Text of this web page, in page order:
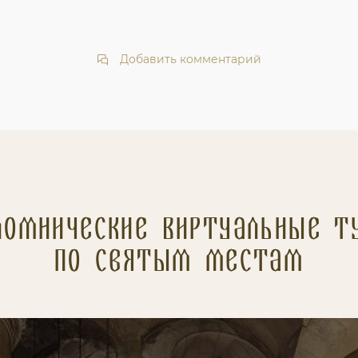
Добавить комментарий
Виртуальные
по святым местам